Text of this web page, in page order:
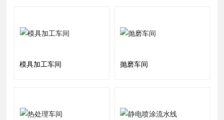
模具加工车间 抛磨车间